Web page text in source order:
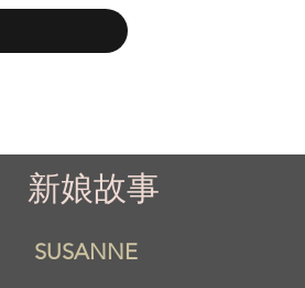
新娘故事
SUSANNE